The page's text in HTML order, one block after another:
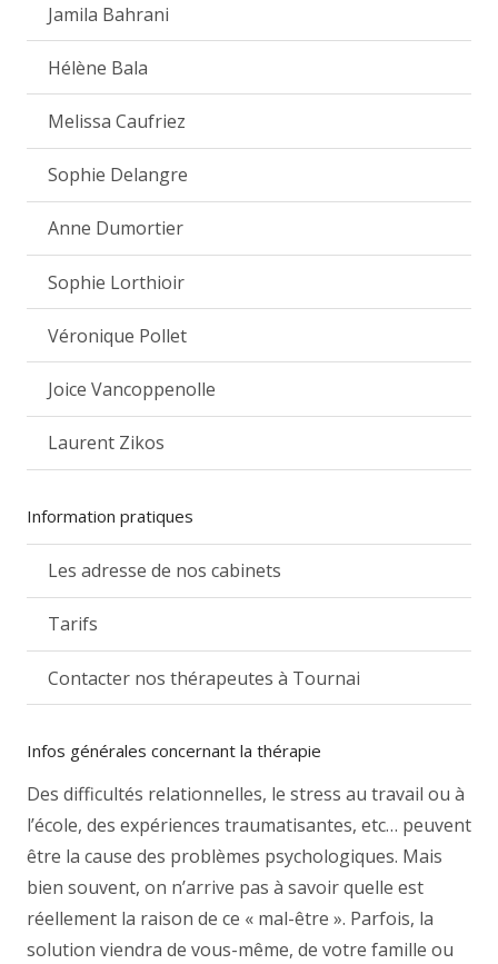
Jamila Bahrani
Hélène Bala
Melissa Caufriez
Sophie Delangre
Anne Dumortier
Sophie Lorthioir
Véronique Pollet
Joice Vancoppenolle
Laurent Zikos
Information pratiques
Les adresse de nos cabinets
Tarifs
Contacter nos thérapeutes à Tournai
Infos générales concernant la thérapie
Des difficultés relationnelles, le stress au travail ou à
l’école, des expériences traumatisantes, etc… peuvent
être la cause des problèmes psychologiques. Mais
bien souvent, on n’arrive pas à savoir quelle est
réellement la raison de ce « mal-être ». Parfois, la
solution viendra de vous-même, de votre famille ou